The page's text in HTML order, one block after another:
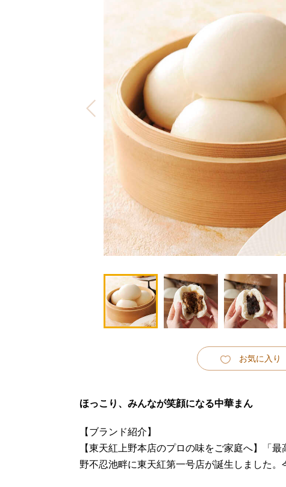
お気に入り
ほっこり、みんなが笑顔になる中華まん
【ブランド紹介】
【東天紅上野本店のプロの味をご家庭へ】「
野不忍池畔に東天紅第一号店が誕生しました